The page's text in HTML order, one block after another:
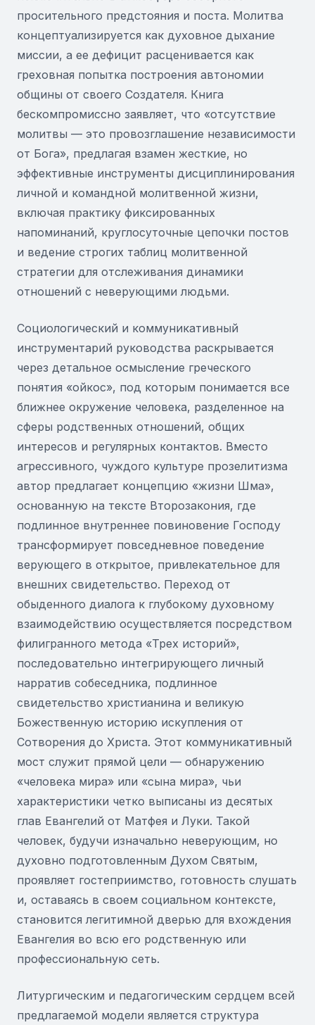
просительного предстояния и поста. Молитва
концептуализируется как духовное дыхание
миссии, а ее дефицит расценивается как
греховная попытка построения автономии
общины от своего Создателя. Книга
бескомпромиссно заявляет, что «отсутствие
молитвы — это провозглашение независимости
от Бога», предлагая взамен жесткие, но
эффективные инструменты дисциплинирования
личной и командной молитвенной жизни,
включая практику фиксированных
напоминаний, круглосуточные цепочки постов
и ведение строгих таблиц молитвенной
стратегии для отслеживания динамики
отношений с неверующими людьми.
Социологический и коммуникативный
инструментарий руководства раскрывается
через детальное осмысление греческого
понятия «ойкос», под которым понимается все
ближнее окружение человека, разделенное на
сферы родственных отношений, общих
интересов и регулярных контактов. Вместо
агрессивного, чуждого культуре прозелитизма
автор предлагает концепцию «жизни Шма»,
основанную на тексте Второзакония, где
подлинное внутреннее повиновение Господу
трансформирует повседневное поведение
верующего в открытое, привлекательное для
внешних свидетельство. Переход от
обыденного диалога к глубокому духовному
взаимодействию осуществляется посредством
филигранного метода «Трех историй»,
последовательно интегрирующего личный
нарратив собеседника, подлинное
свидетельство христианина и великую
Божественную историю искупления от
Сотворения до Христа. Этот коммуникативный
мост служит прямой цели — обнаружению
«человека мира» или «сына мира», чьи
характеристики четко выписаны из десятых
глав Евангелий от Матфея и Луки. Такой
человек, будучи изначально неверующим, но
духовно подготовленным Духом Святым,
проявляет гостеприимство, готовность слушать
и, оставаясь в своем социальном контексте,
становится легитимной дверью для вхождения
Евангелия во всю его родственную или
профессиональную сеть.
Литургическим и педагогическим сердцем всей
предлагаемой модели является структура